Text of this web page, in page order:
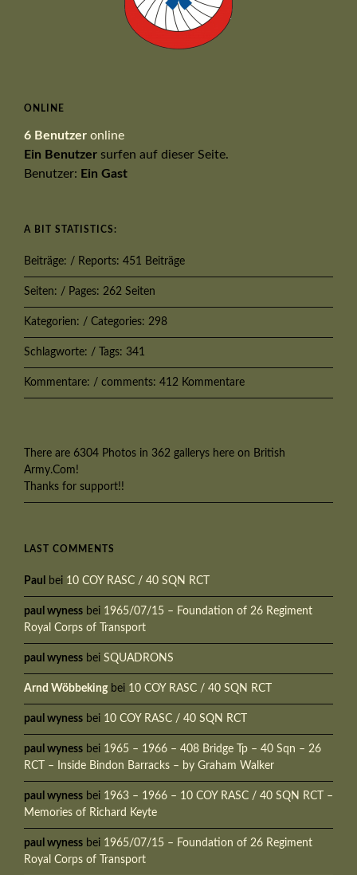
ONLINE
6 Benutzer online
Ein Benutzer surfen auf dieser Seite.
Benutzer: Ein Gast
A BIT STATISTICS:
Beiträge: / Reports: 451 Beiträge
Seiten: / Pages: 262 Seiten
Kategorien: / Categories: 298
Schlagworte: / Tags: 341
Kommentare: / comments: 412 Kommentare
There are 6304 Photos in 362 gallerys here on British
Army.Com!
Thanks for support!!
LAST COMMENTS
Paul bei 10 COY RASC / 40 SQN RCT
paul wyness bei 1965/07/15 – Foundation of 26 Regiment
Royal Corps of Transport
paul wyness bei SQUADRONS
Arnd Wöbbekingbei 10 COY RASC / 40 SQN RCT
paul wyness bei 10 COY RASC / 40 SQN RCT
paul wyness bei 1965 – 1966 – 408 Bridge Tp – 40 Sqn – 26
RCT – Inside Bindon Barracks – by Graham Walker
paul wyness bei 1963 – 1966 – 10 COY RASC / 40 SQN RCT –
Memories of Richard Keyte
paul wyness bei 1965/07/15 – Foundation of 26 Regiment
Royal Corps of Transport